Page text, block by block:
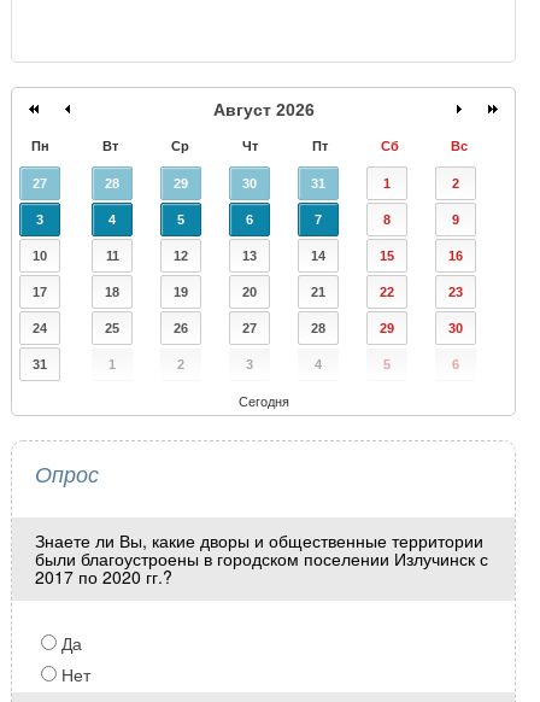
Август 2026
Пн Вт Ср Чт Пт Сб Вс
27 28 29 30 31 1 2
3 4 5 6 7 8 9
10 11 12 13 14 15 16
17 18 19 20 21 22 23
24 25 26 27 28 29 30
31 1 2 3 4 5 6
Сегодня
Опрос
Знаете ли Вы, какие дворы и общественные территории
были благоустроены в городском поселении Излучинск с
2017 по 2020 гг.?
Да
Нет